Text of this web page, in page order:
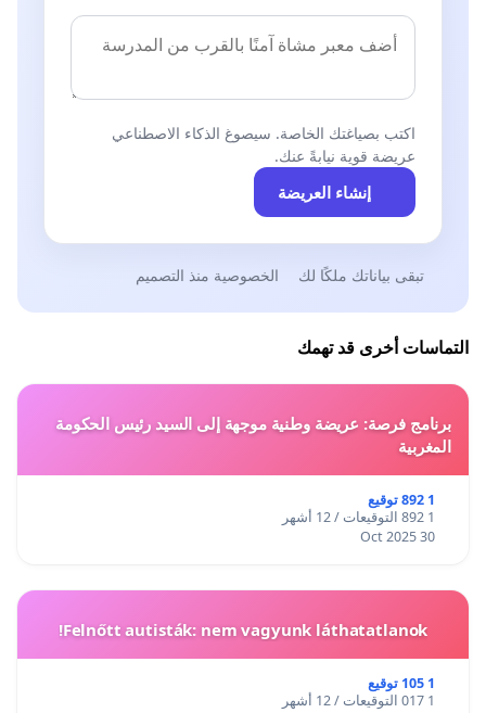
اكتب بصياغتك الخاصة. سيصوغ الذكاء الاصطناعي
عريضة قوية نيابةً عنك.
إنشاء العريضة
تبقى بياناتك ملكًا لك الخصوصية منذ التصميم
التماسات أخرى قد تهمك
برنامج فرصة: عريضة وطنية موجهة إلى السيد رئيس الحكومة
المغربية
1 892 توقيع
1 892 التوقيعات / 12 أشهر
30 Oct 2025
Felnőtt autisták: nem vagyunk láthatatlanok!
1 105 توقيع
1 017 التوقيعات / 12 أشهر